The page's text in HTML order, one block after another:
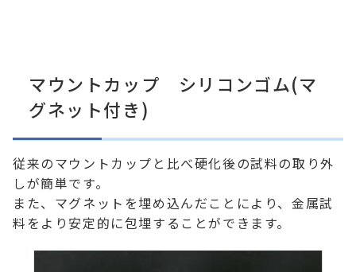
マウントカップ シリコンゴム(マ
グネット付き)
従来のマウントカップと比べ硬化後の試料の取り外
しが簡単です。
また、マグネットを埋め込んだことにより、金属試
料をより安定的に包埋することができます。